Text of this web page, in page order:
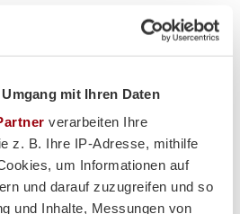
mit Ihren Daten
verarbeiten Ihre
z. B. Ihre IP-Adresse, mithilfe
um Informationen auf
und darauf zuzugreifen und so
und Inhalte, Messungen von